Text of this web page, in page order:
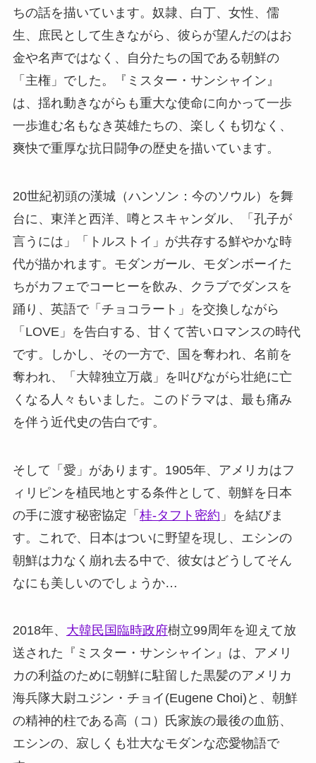
ちの話を描いています。奴隷、白丁、女性、儒
生、庶民として生きながら、彼らが望んだのはお
金や名声ではなく、自分たちの国である朝鮮の
「主権」でした。『ミスター・サンシャイン』
は、揺れ動きながらも重大な使命に向かって一歩
一歩進む名もなき英雄たちの、楽しくも切なく、
爽快で重厚な抗日闘争の歴史を描いています。
20世紀初頭の漢城（ハンソン：今のソウル）を舞
台に、東洋と西洋、噂とスキャンダル、「孔子が
言うには」「トルストイ」が共存する鮮やかな時
代が描かれます。モダンガール、モダンボーイた
ちがカフェでコーヒーを飲み、クラブでダンスを
踊り、英語で「チョコラート」を交換しながら
「LOVE」を告白する、甘くて苦いロマンスの時代
です。しかし、その一方で、国を奪われ、名前を
奪われ、「大韓独立万歳」を叫びながら壮絶に亡
くなる人々もいました。このドラマは、最も痛み
を伴う近代史の告白です。
そして「愛」があります。1905年、アメリカはフ
ィリピンを植民地とする条件として、朝鮮を日本
の手に渡す秘密協定「 桂-タフト密約 」を結びま
す。これで、日本はついに野望を現し、エシンの
朝鮮は力なく崩れ去る中で、彼女はどうしてそん
なにも美しいのでしょうか…
2018年、 大韓民国臨時政府樹立99周年を迎えて放
送された『ミスター・サンシャイン』は、アメリ
カの利益のために朝鮮に駐留した黒髪のアメリカ
海兵隊大尉ユジン・チョイ(Eugene Choi)と、朝鮮
の精神的柱である高（コ）氏家族の最後の血筋、
エシンの、寂しくも壮大なモダンな恋愛物語で